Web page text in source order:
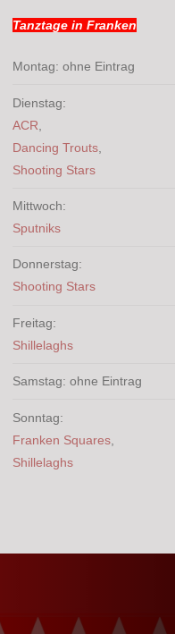
Tanztage in Franken
Montag: ohne Eintrag
Dienstag:
ACR
Dancing Trouts
Shooting Stars
Mittwoch:
Sputniks
Donnerstag:
Shooting Stars
Freitag:
Shillelaghs
Samstag: ohne Eintrag
Sonntag:
Franken Squares
Shillelaghs